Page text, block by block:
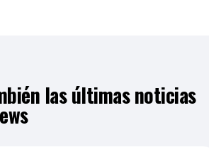
las últimas noticias